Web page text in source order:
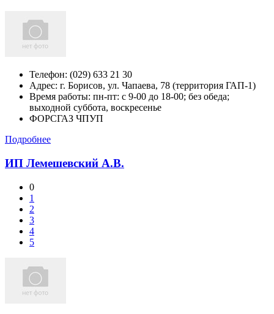
Телефон: (029) 633 21 30
Адрес: г. Борисов, ул. Чапаева, 78 (территория ГАП-1)
Время работы: пн-пт: с 9-00 до 18-00; без обеда;
выходной суббота, воскресенье
ФОРСГАЗ ЧПУП
Подробнее
ИП Лемешевский А.В.
0
1
2
3
4
5